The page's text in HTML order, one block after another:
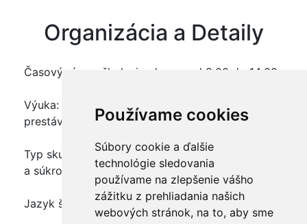
Používame cookies
Súbory cookie a ďalšie
technológie sledovania
používame na zlepšenie vášho
zážitku z prehliadania našich
webových stránok, na to, aby sme
Organizácia a Detaily
Časový rámec školenia: denne, od 8:00 do 14:00
Výuka: intenzívna, prestávka zvyčajne 2 x 5min,
prestávka na obed 50min
Typ skupiny: otvorená, účastníci z rôznych firiem
a súkromné osoby
Jazyk školenia: slovenčina